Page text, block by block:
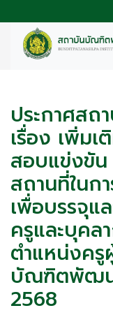
ประกาศส
เรื่อง เพิ่มเ
สอบแข่งขัน
สถานที่ในก
เพื่อบรรจุแ
ครูและบุคล
ตำแหน่งค
บัณฑิตพัฒน
2568